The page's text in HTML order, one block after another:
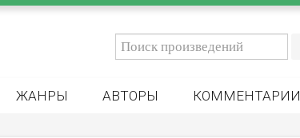
ЖАНРЫ АВТОРЫ КОММЕНТАРИИ